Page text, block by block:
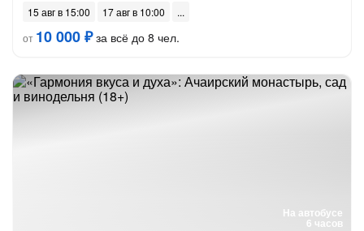
15 авг в 15:00
17 авг в 10:00
от 10 000 ₽за всё до 8 чел.
На автобусе
6 часов